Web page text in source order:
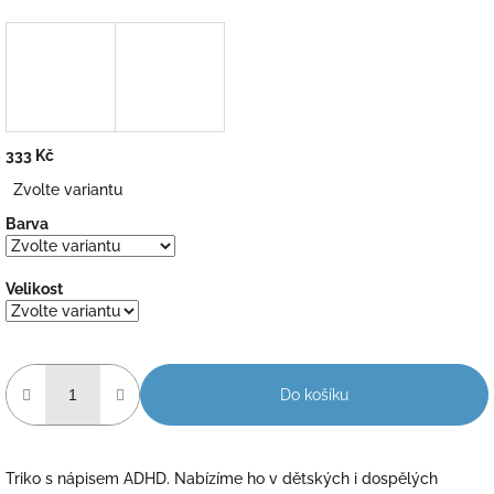
333 Kč
cena:
Zvolte variantu
Barva
Velikost
Do košíku
Triko s nápisem ADHD. Nabízíme ho v dětských i dospělých